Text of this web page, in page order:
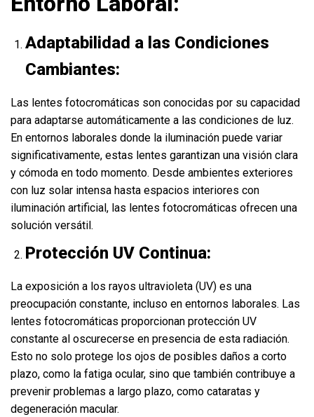
Adaptabilidad a las Condiciones
Cambiantes:
Las lentes fotocromáticas son conocidas por su capacidad
para adaptarse automáticamente a las condiciones de luz.
En entornos laborales donde la iluminación puede variar
significativamente, estas lentes garantizan una visión clara
y cómoda en todo momento. Desde ambientes exteriores
con luz solar intensa hasta espacios interiores con
iluminación artificial, las lentes fotocromáticas ofrecen una
solución versátil.
Protección UV Continua:
La exposición a los rayos ultravioleta (UV) es una
preocupación constante, incluso en entornos laborales. Las
lentes fotocromáticas proporcionan protección UV
constante al oscurecerse en presencia de esta radiación.
Esto no solo protege los ojos de posibles daños a corto
plazo, como la fatiga ocular, sino que también contribuye a
prevenir problemas a largo plazo, como cataratas y
degeneración macular.